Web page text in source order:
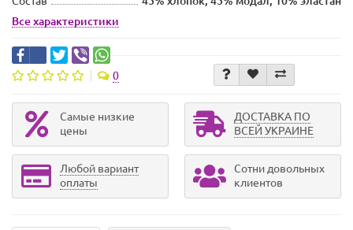
Все характеристики
0
Самые низкие
цены
ДОСТАВКА ПО
ВСЕЙ УКРАИНЕ
Любой вариант
оплаты
Сотни довольных
клиентов